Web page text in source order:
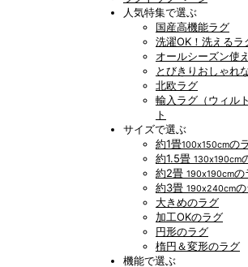
人気特集で選ぶ
国産高機能ラグ
洗濯OK！洗えるラ
オールシーズン使
とびきりおしゃれ
北欧ラグ
輸入ラグ（ウィル
ト
サイズで選ぶ
約1畳100x150cmの
約1.5畳 130x190cm
約2畳 190x190cmの
約3畳 190x240cm
大きめのラグ
加工OKのラグ
円形のラグ
楕円＆変形のラグ
機能で選ぶ